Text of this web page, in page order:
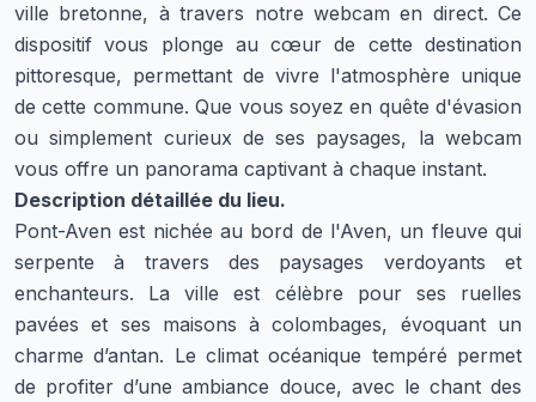
ville bretonne, à travers notre webcam en direct. Ce
dispositif vous plonge au cœur de cette destination
pittoresque, permettant de vivre l'atmosphère unique
de cette commune. Que vous soyez en quête d'évasion
ou simplement curieux de ses paysages, la webcam
vous offre un panorama captivant à chaque instant.
Description détaillée du lieu.
Pont-Aven est nichée au bord de l'Aven, un fleuve qui
serpente à travers des paysages verdoyants et
enchanteurs. La ville est célèbre pour ses ruelles
pavées et ses maisons à colombages, évoquant un
charme d’antan. Le climat océanique tempéré permet
de profiter d’une ambiance douce, avec le chant des